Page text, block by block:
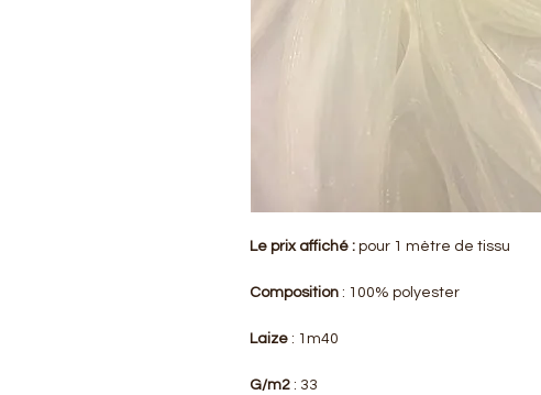
Le prix affiché : pour 1 mètre de tissu
Composition : 100% polyester
Laize : 1m40
G/m2 : 33